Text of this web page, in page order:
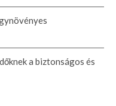
a biztonságos és